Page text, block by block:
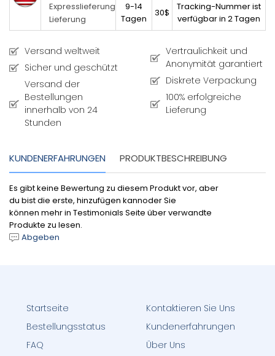
Expresslieferung
Lieferung
9-14
Tagen
30$
Tracking-Nummer ist
verfügbar in 2 Tagen
Versand weltweit
Sicher und geschützt
Versand der
Bestellungen
innerhalb von 24
Stunden
Vertraulichkeit und
Anonymität garantiert
Diskrete Verpackung
100% erfolgreiche
Lieferung
KUNDENERFAHRUNGEN PRODUKTBESCHREIBUNG
Es gibt keine Bewertung zu diesem Produkt vor, aber
du bist die erste, hinzufügen kannoder Sie
können mehr in Testimonials Seite über verwandte
Produkte zu lesen.
Abgeben
Startseite
Bestellungsstatus
FAQ
Kontaktieren Sie Uns
Kundenerfahrungen
Über Uns